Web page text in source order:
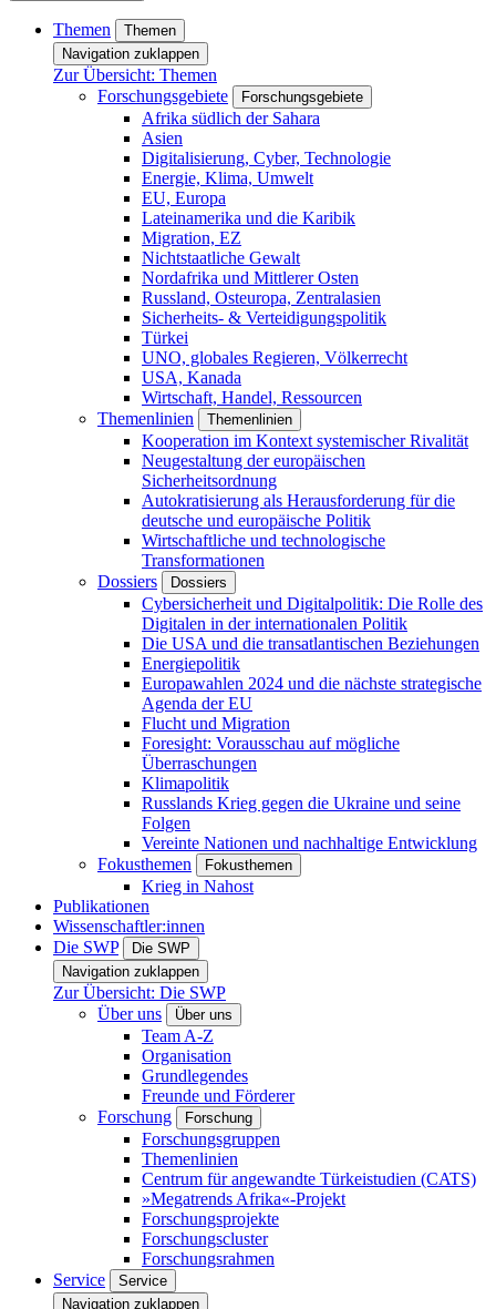
Themen
Themen
Navigation zuklappen
Zur Übersicht: Themen
Forschungsgebiete
Forschungsgebiete
Afrika südlich der Sahara
Asien
Digitalisierung, Cyber, Technologie
Energie, Klima, Umwelt
EU, Europa
Lateinamerika und die Karibik
Migration, EZ
Nichtstaatliche Gewalt
Nordafrika und Mittlerer Osten
Russland, Osteuropa, Zentralasien
Sicherheits- & Verteidigungspolitik
Türkei
UNO, globales Regieren, Völkerrecht
USA, Kanada
Wirtschaft, Handel, Ressourcen
Themenlinien
Themenlinien
Kooperation im Kontext systemischer Rivalität
Neugestaltung der europäischen
Sicherheitsordnung
Autokratisierung als Herausforderung für die
deutsche und europäische Politik
Wirtschaftliche und technologische
Transformationen
Dossiers
Dossiers
Cybersicherheit und Digitalpolitik: Die Rolle des
Digitalen in der internationalen Politik
Die USA und die transatlantischen Beziehungen
Energiepolitik
Europawahlen 2024 und die nächste strategische
Agenda der EU
Flucht und Migration
Foresight: Vorausschau auf mögliche
Überraschungen
Klimapolitik
Russlands Krieg gegen die Ukraine und seine
Folgen
Vereinte Nationen und nachhaltige Entwicklung
Fokusthemen
Fokusthemen
Krieg in Nahost
Publikationen
Wissenschaftler:innen
Die SWP
Die SWP
Navigation zuklappen
Zur Übersicht: Die SWP
Über uns
Über uns
Team A-Z
Organisation
Grundlegendes
Freunde und Förderer
Forschung
Forschung
Forschungsgruppen
Themenlinien
Centrum für angewandte Türkeistudien (CATS)
»Megatrends Afrika«-Projekt
Forschungsprojekte
Forschungscluster
Forschungsrahmen
Service
Service
Navigation zuklappen